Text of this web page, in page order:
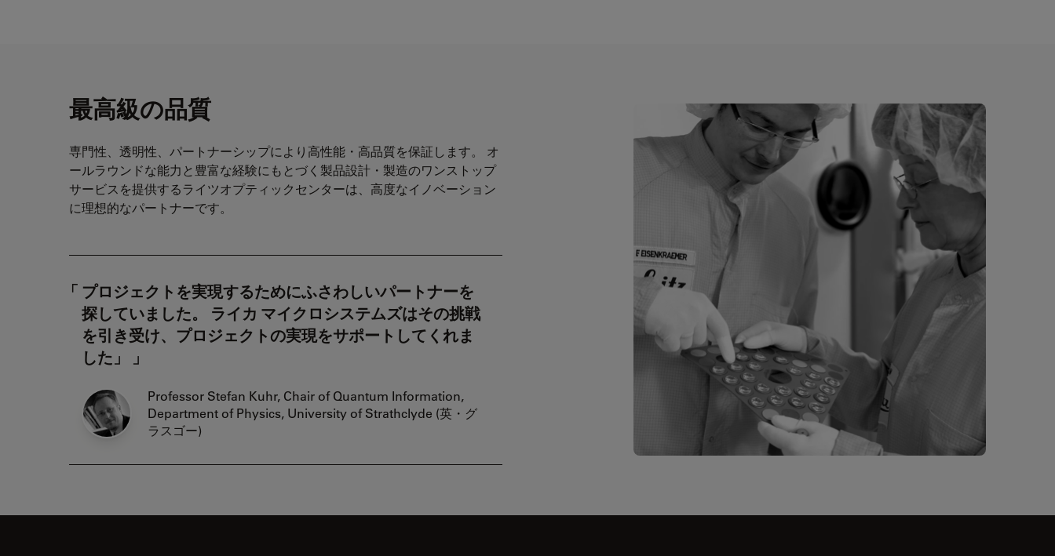
最高級の品質
専門性、透明性、パートナーシップにより高性能・高品質を保証します。 オ
ールラウンドな能力と豊富な経験にもとづく製品設計・製造のワンストップ
サービスを提供するライツオプティックセンターは、高度なイノベーション
に理想的なパートナーです。
プロジェクトを実現するためにふさわしいパートナーを
探していました。 ライカ マイクロシステムズはその挑戦
を引き受け、プロジェクトの実現をサポートしてくれま
した」
Professor Stefan Kuhr, Chair of Quantum Information,
Department of Physics, University of Strathclyde (英・グ
ラスゴー)